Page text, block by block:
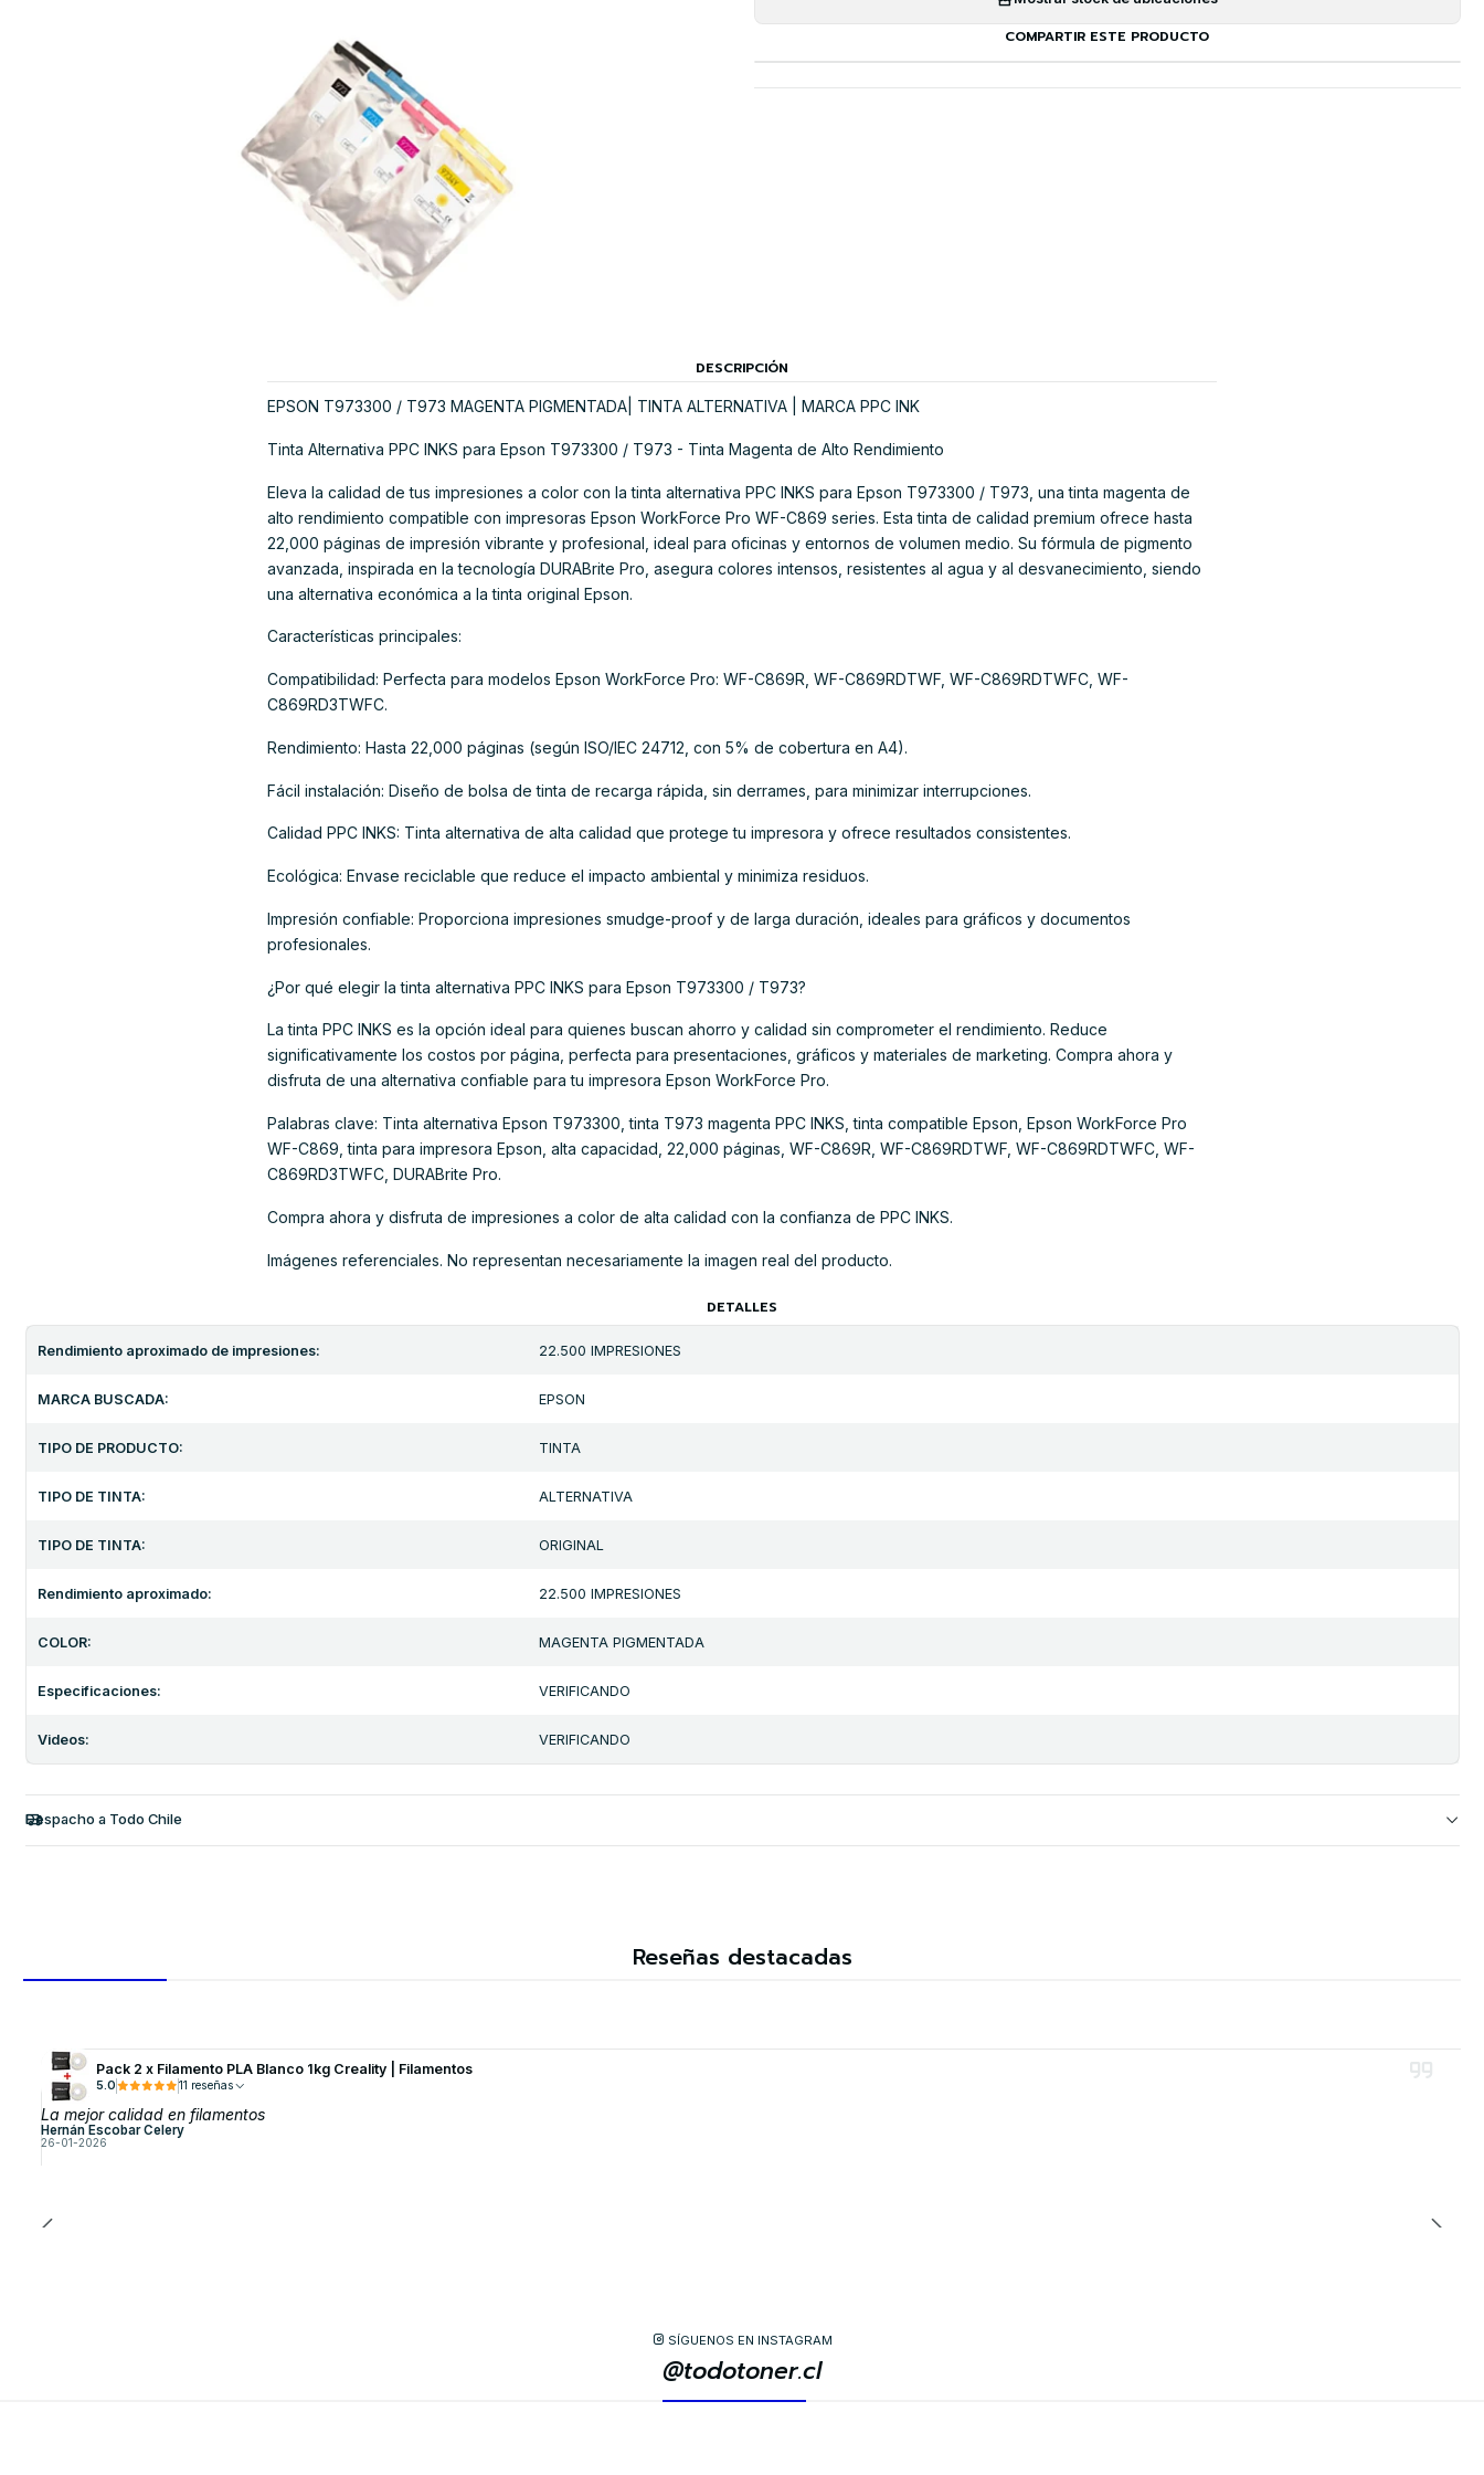
COMPARTIR ESTE PRODUCTO
DESCRIPCIÓN
EPSON T973300 / T973 MAGENTA PIGMENTADA| TINTA ALTERNATIVA | MARCA PPC INK
Tinta Alternativa PPC INKS para Epson T973300 / T973 - Tinta Magenta de Alto Rendimiento
Eleva la calidad de tus impresiones a color con la tinta alternativa PPC INKS para Epson T973300 / T973, una tinta magenta de
alto rendimiento compatible con impresoras Epson WorkForce Pro WF-C869 series. Esta tinta de calidad premium ofrece hasta
22,000 páginas de impresión vibrante y profesional, ideal para oficinas y entornos de volumen medio. Su fórmula de pigmento
avanzada, inspirada en la tecnología DURABrite Pro, asegura colores intensos, resistentes al agua y al desvanecimiento, siendo
una alternativa económica a la tinta original Epson.
Características principales:
Compatibilidad: Perfecta para modelos Epson WorkForce Pro: WF-C869R, WF-C869RDTWF, WF-C869RDTWFC, WF-
C869RD3TWFC.
Rendimiento: Hasta 22,000 páginas (según ISO/IEC 24712, con 5% de cobertura en A4).
Fácil instalación: Diseño de bolsa de tinta de recarga rápida, sin derrames, para minimizar interrupciones.
Calidad PPC INKS: Tinta alternativa de alta calidad que protege tu impresora y ofrece resultados consistentes.
Ecológica: Envase reciclable que reduce el impacto ambiental y minimiza residuos.
Impresión confiable: Proporciona impresiones smudge-proof y de larga duración, ideales para gráficos y documentos
profesionales.
¿Por qué elegir la tinta alternativa PPC INKS para Epson T973300 / T973?
La tinta PPC INKS es la opción ideal para quienes buscan ahorro y calidad sin comprometer el rendimiento. Reduce
significativamente los costos por página, perfecta para presentaciones, gráficos y materiales de marketing. Compra ahora y
disfruta de una alternativa confiable para tu impresora Epson WorkForce Pro.
Palabras clave: Tinta alternativa Epson T973300, tinta T973 magenta PPC INKS, tinta compatible Epson, Epson WorkForce Pro
WF-C869, tinta para impresora Epson, alta capacidad, 22,000 páginas, WF-C869R, WF-C869RDTWF, WF-C869RDTWFC, WF-
C869RD3TWFC, DURABrite Pro.
Compra ahora y disfruta de impresiones a color de alta calidad con la confianza de PPC INKS.
Imágenes referenciales. No representan necesariamente la imagen real del producto.
DETALLES
Rendimiento aproximado de impresiones: 22.500 IMPRESIONES
MARCA BUSCADA: EPSON
TIPO DE PRODUCTO: TINTA
TIPO DE TINTA: ALTERNATIVA
TIPO DE TINTA: ORIGINAL
Rendimiento aproximado: 22.500 IMPRESIONES
COLOR: MAGENTA PIGMENTADA
Especificaciones: VERIFICANDO
Videos: VERIFICANDO
Despacho a Todo Chile
Reseñas destacadas
Pack 2 x Filamento PLA Blanco 1kg Creality | Filamentos
5.0 11 reseñas
La mejor calidad en filamentos
Hernán Escobar Celery
26-01-2026
SÍGUENOS EN INSTAGRAM
@todotoner.cl